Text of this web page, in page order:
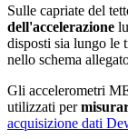
Sulle capriate del
dell'accelerazione
disposti sia lungo le
nello schema
Gli accelerometri
utilizzati per
acquisizione dati